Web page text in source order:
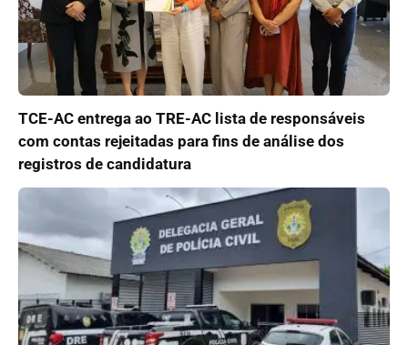
TCE-AC entrega ao TRE-AC lista de responsáveis
com contas rejeitadas para fins de análise dos
registros de candidatura